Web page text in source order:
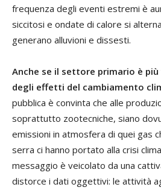
frequenza degli eventi estremi è
siccitosi e ondate di calore si
generano alluvioni e dissesti.
Anche se il settore primario è
degli effetti del cambiamento
pubblica è convinta che alle
soprattutto zootecniche, siano
emissioni in atmosfera di quei gas
serra ci hanno portato alla crisi
messaggio è veicolato da una
distorce i dati oggettivi: le attività